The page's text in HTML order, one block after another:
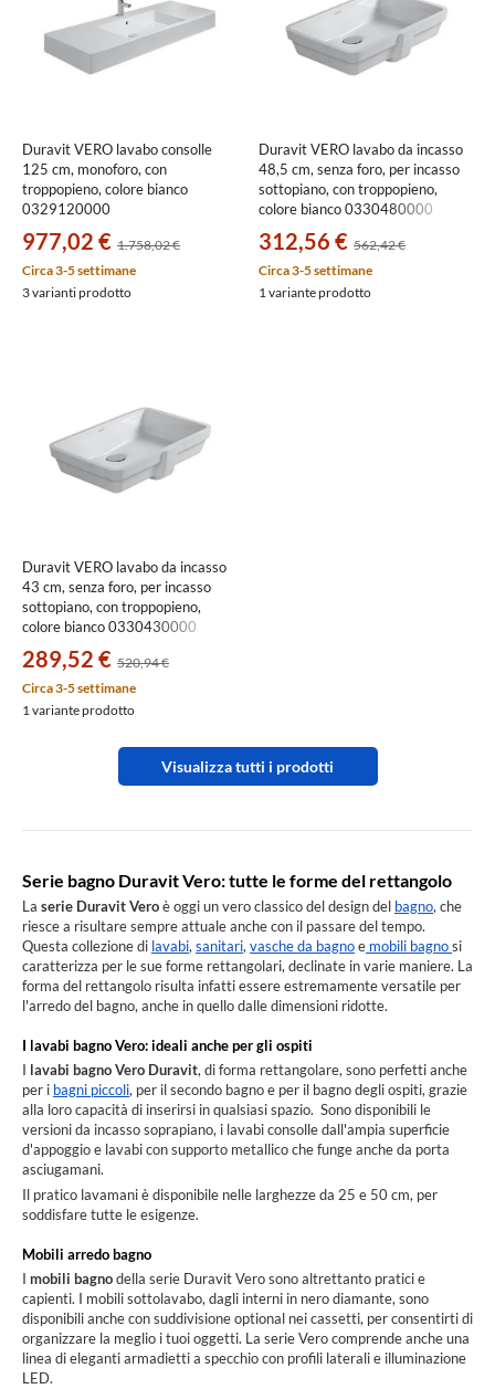
Duravit VERO lavabo consolle
125 cm, monoforo, con
troppopieno, colore bianco
0329120000
977,02 € 1.758,02 €
Circa 3-5 settimane
3 varianti prodotto
Duravit VERO lavabo da incasso
48,5 cm, senza foro, per incasso
sottopiano, con troppopieno,
colore bianco 0330480000
312,56 € 562,42 €
Circa 3-5 settimane
1 variante prodotto
Duravit VERO lavabo da incasso
43 cm, senza foro, per incasso
sottopiano, con troppopieno,
colore bianco 0330430000
289,52 € 520,94 €
Circa 3-5 settimane
1 variante prodotto
Visualizza tutti i prodotti
Serie bagno Duravit Vero: tutte le forme del rettangolo
La serie Duravit Veroè oggi un vero classico del design del bagno, che
riesce a risultare sempre attuale anche con il passare del tempo.
Questa collezione di lavabi,sanitari,vasche da bagnoe mobili bagnosi
caratterizza per le sue forme rettangolari, declinate in varie maniere. La
forma del rettangolo risulta infatti essere estremamente versatile per
l'arredo del bagno, anche in quello dalle dimensioni ridotte.
I lavabi bagno Vero: ideali anche per gli ospiti
I lavabi bagno Vero Duravit, di forma rettangolare, sono perfetti anche
per i bagni piccoli, per il secondo bagno e per il bagno degli ospiti, grazie
alla loro capacità di inserirsi in qualsiasi spazio. Sono disponibili le
versioni da incasso soprapiano, i lavabi consolle dall'ampia superficie
d'appoggio e lavabi con supporto metallico che funge anche da porta
asciugamani.
Il pratico lavamani è disponibile nelle larghezze da 25 e 50 cm, per
soddisfare tutte le esigenze.
Mobili arredo bagno
I mobili bagnodella serie Duravit Vero sono altrettanto pratici e
capienti. I mobili sottolavabo, dagli interni in nero diamante, sono
disponibili anche con suddivisione optional nei cassetti, per consentirti di
organizzare la meglio i tuoi oggetti. La serie Vero comprende anche una
linea di eleganti armadietti a specchio con profili laterali e illuminazione
LED.